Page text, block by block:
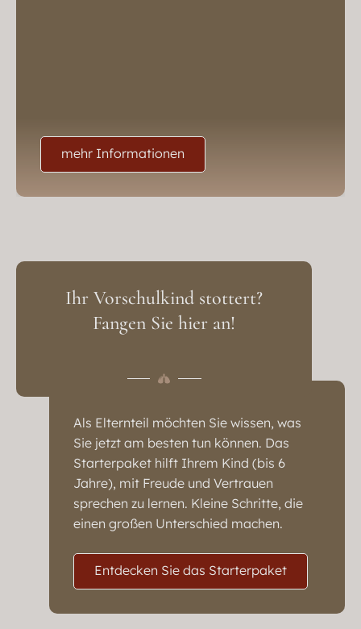
mehr Informationen
Ihr Vorschulkind stottert?
Fangen Sie hier an!
Als Elternteil möchten Sie wissen, was
Sie jetzt am besten tun können. Das
Starterpaket hilft Ihrem Kind (bis 6
Jahre), mit Freude und Vertrauen
sprechen zu lernen. Kleine Schritte, die
einen großen Unterschied machen.
Entdecken Sie das Starterpaket